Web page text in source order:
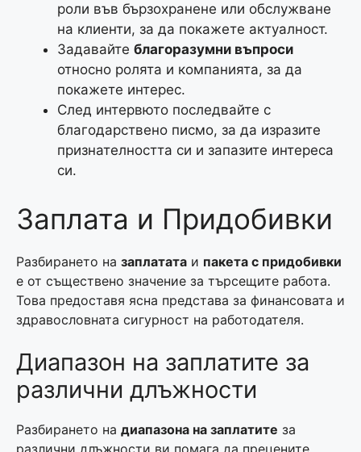
роли във бързохранене или обслужване
на клиенти, за да покажете актуалност.
Задавайте благоразумни въпроси
относно ролята и компанията, за да
покажете интерес.
След интервюто последвайте с
благодарствено писмо, за да изразите
признателността си и запазите интереса
си.
Заплата и Придобивки
Разбирането на заплатата и пакета с придобивки
е от съществено значение за търсещите работа.
Това предоставя ясна представа за финансовата и
здравословната сигурност на работодателя.
Диапазон на заплатите за
различни длъжности
Разбирането на диапазона на заплатите за
различни длъжности ви помага да прецените